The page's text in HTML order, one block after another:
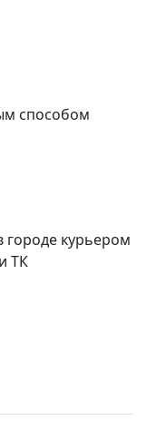
способом
городе курьером
ТК